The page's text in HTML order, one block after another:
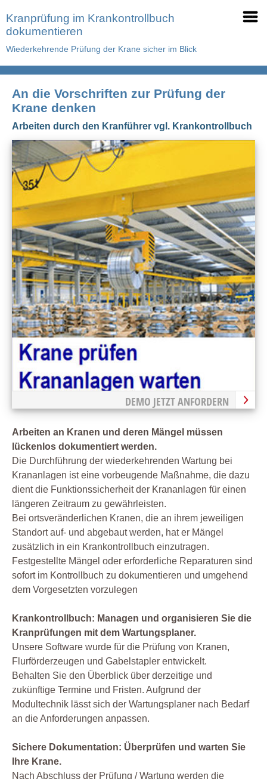
Kranprüfung im Krankontrollbuch
dokumentieren
Wiederkehrende Prüfung der Krane sicher im Blick
An die Vorschriften zur Prüfung der
Krane denken
Arbeiten durch den Kranführer vgl. Krankontrollbuch
DEMO JETZT ANFORDERN
Arbeiten an Kranen und deren Mängel müssen
lückenlos dokumentiert werden.
Die Durchführung der wiederkehrenden Wartung bei
Krananlagen ist eine vorbeugende Maßnahme, die dazu
dient die Funktionssicherheit der Krananlagen für einen
längeren Zeitraum zu gewährleisten.
Bei ortsveränderlichen Kranen, die an ihrem jeweiligen
Standort auf- und abgebaut werden, hat er Mängel
zusätzlich in ein Krankontrollbuch einzutragen.
Festgestellte Mängel oder erforderliche Reparaturen sind
sofort im Kontrollbuch zu dokumentieren und umgehend
dem Vorgesetzten vorzulegen
Krankontrollbuch: Managen und organisieren Sie die
Kranprüfungen mit dem Wartungsplaner.
Unsere Software wurde für die Prüfung von Kranen,
Flurförderzeugen und Gabelstapler entwickelt.
Behalten Sie den Überblick über derzeitige und
zukünftige Termine und Fristen. Aufgrund der
Modultechnik lässt sich der Wartungsplaner nach Bedarf
an die Anforderungen anpassen.
Sichere Dokumentation: Überprüfen und warten Sie
Ihre Krane.
Nach Abschluss der Prüfung / Wartung werden die